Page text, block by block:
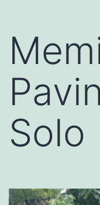
Solo